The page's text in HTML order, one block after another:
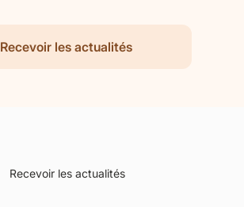
Recevoir les actualités
Recevoir les actualités